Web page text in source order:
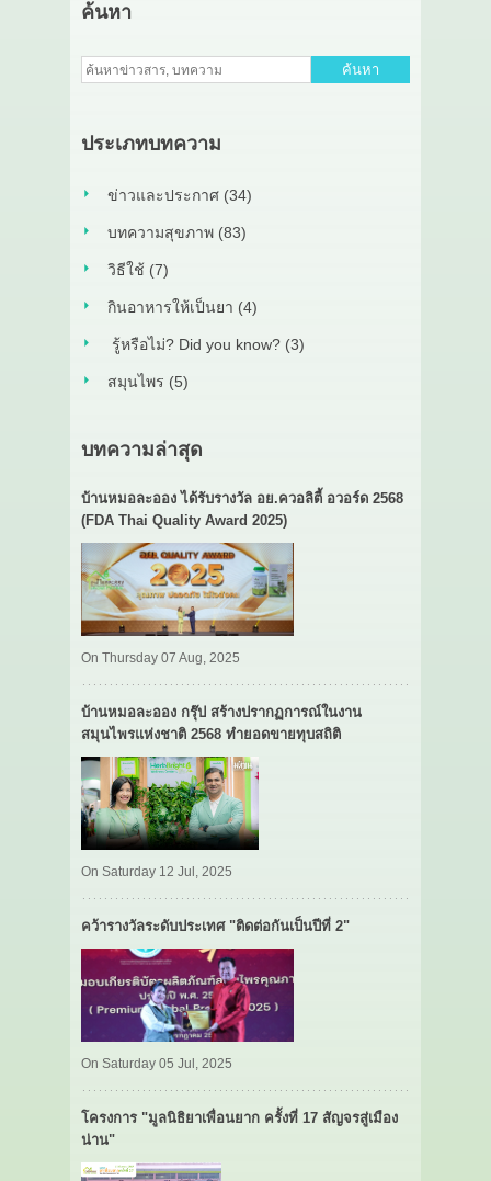
ค้นหา
ค้นหา
ประเภทบทความ
ข่าวและประกาศ (34)
บทความสุขภาพ (83)
วิธีใช้ (7)
กินอาหารให้เป็นยา (4)
รู้หรือไม่? Did you know? (3)
สมุนไพร (5)
บทความล่าสุด
บ้านหมอละออง ได้รับรางวัล อย.ควอลิตี้ อวอร์ด 2568
(FDA Thai Quality Award 2025)
On Thursday 07 Aug, 2025
บ้านหมอละออง กรุ๊ป สร้างปรากฏการณ์ในงาน
สมุนไพรแห่งชาติ 2568 ทำยอดขายทุบสถิติ
On Saturday 12 Jul, 2025
คว้ารางวัลระดับประเทศ "ติดต่อกันเป็นปีที่ 2"
On Saturday 05 Jul, 2025
โครงการ "มูลนิธิยาเพื่อนยาก ครั้งที่ 17 สัญจรสู่เมือง
น่าน"